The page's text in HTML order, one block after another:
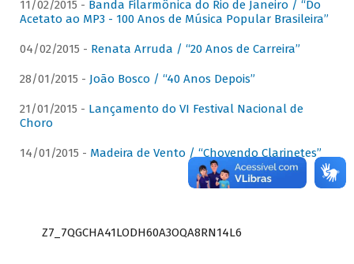
11/02/2015 - Banda Filarmônica do Rio de Janeiro / “Do
Acetato ao MP3 - 100 Anos de Música Popular Brasileira”
04/02/2015 - Renata Arruda / “20 Anos de Carreira”
28/01/2015 - João Bosco / “40 Anos Depois”
21/01/2015 - Lançamento do VI Festival Nacional de
Choro
14/01/2015 - Madeira de Vento / “Chovendo Clarinetes”
Z7_7QGCHA41LODH60A3OQA8RN14L6